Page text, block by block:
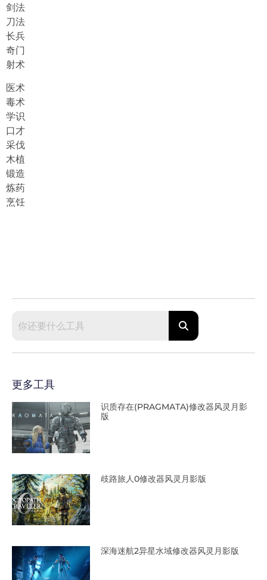
剑法
刀法
长兵
奇门
射术
医术
毒术
学识
口才
采伐
木植
锻造
炼药
烹饪
更多工具
识质存在(PRAGMATA)修改器风灵月影
版
歧路旅人0修改器风灵月影版
深海迷航2异星水域修改器风灵月影版